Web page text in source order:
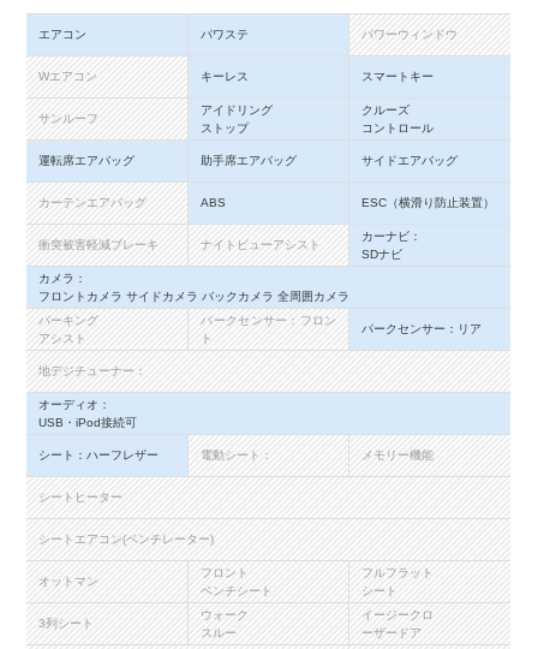
エアコン パワステ パワーウィンドウ
Wエアコン キーレス スマートキー
サンルーフ
アイドリング
ストップ
クルーズ
コントロール
運転席エアバッグ 助手席エアバッグ サイドエアバッグ
カーテンエアバッグ ABS ESC（横滑り防止装置）
衝突被害軽減ブレーキ ナイトビューアシスト
カーナビ：
SDナビ
カメラ：
フロントカメラ サイドカメラ バックカメラ 全周囲カメラ
パーキング
アシスト
パークセンサー：フロン
ト
パークセンサー：リア
地デジチューナー：
オーディオ：
USB・iPod接続可
シート：ハーフレザー 電動シート： メモリー機能
シートヒーター
シートエアコン(ベンチレーター)
オットマン
フロント
ベンチシート
フルフラット
シート
3列シート
ウォーク
スルー
イージークロ
ーザードア